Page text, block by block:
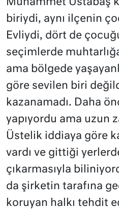
Muhammet Ustabaş
biriydi, aynı ilçenin
Evliydi, dört de
seçimlerde
ama bölgede
göre sevilen biri
kazanamadı. Daha
yapıyordu ama uzun
Üstelik iddiaya göre
vardı ve gittiği
çıkarmasıyla
da şirketin tarafına
koruyan halkı tehdit